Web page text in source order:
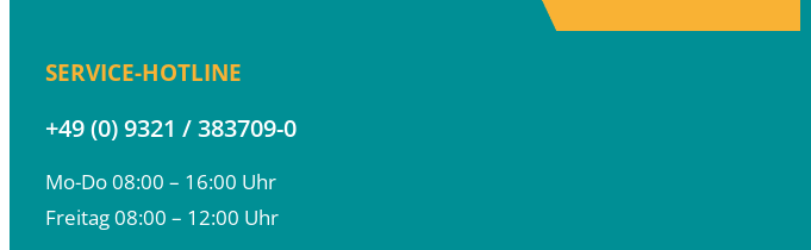
SERVICE-HOTLINE
+49 (0) 9321 / 383709-0
Mo-Do 08:00 – 16:00 Uhr
Freitag 08:00 – 12:00 Uhr